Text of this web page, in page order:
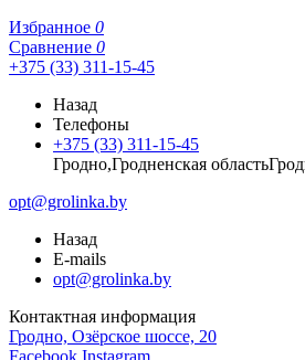
Избранное 0
Сравнение 0
+375 (33) 311-15-45
Назад
Телефоны
+375 (33) 311-15-45
Гродно,Гродненская
opt@grolinka.by
Назад
E-mails
opt@grolinka.by
Контактная информация
Гродно, Озёрское шоссе, 20
Facebook Instagram